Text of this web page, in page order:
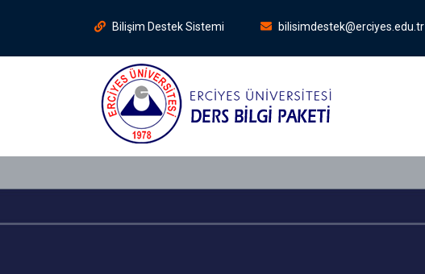
Bilişim Destek Sistemi bilisimdestek@erciyes.edu.tr